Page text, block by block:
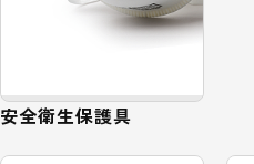
安全衛生保護具